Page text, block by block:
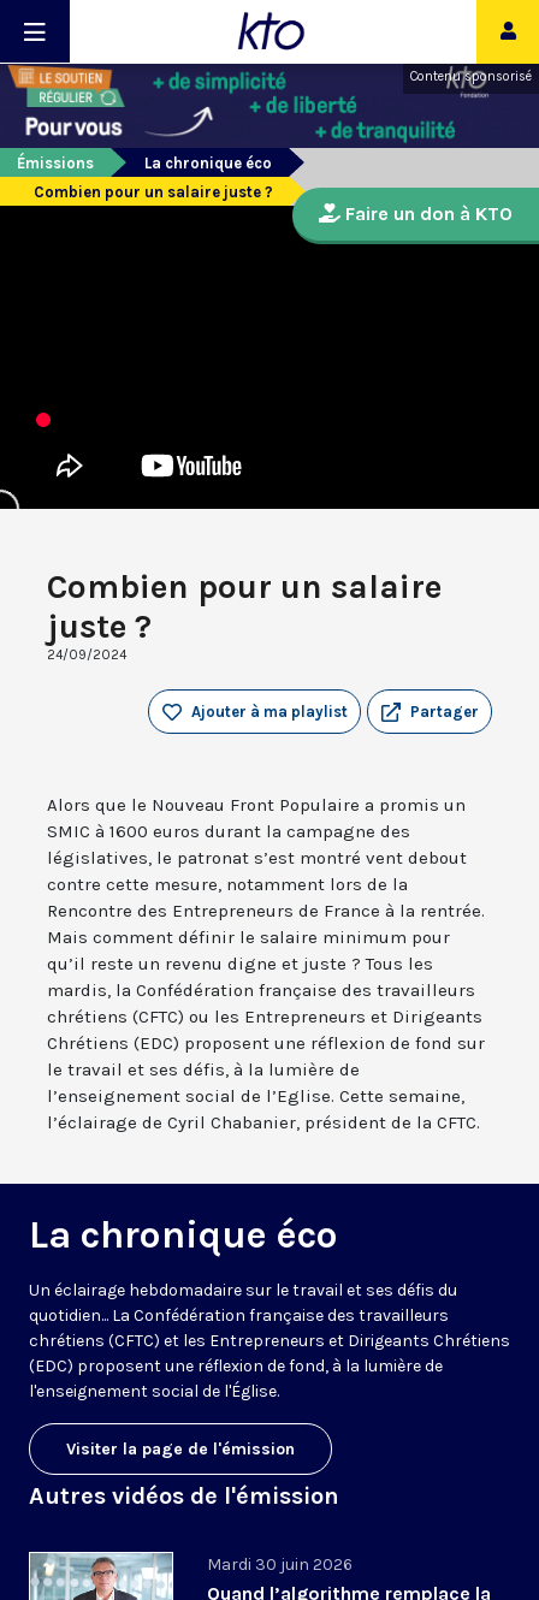
Contenu sponsorisé
Émissions
La chronique éco
Combien pour un salaire juste ?
Combien pour un salaire
juste ?
24/09/2024
Partager
Ajouter à ma playlist
Alors que le Nouveau Front Populaire a promis un
SMIC à 1600 euros durant la campagne des
législatives, le patronat s’est montré vent debout
contre cette mesure, notamment lors de la
Rencontre des Entrepreneurs de France à la rentrée.
Mais comment définir le salaire minimum pour
qu’il reste un revenu digne et juste ? Tous les
mardis, la Confédération française des travailleurs
chrétiens (CFTC) ou les Entrepreneurs et Dirigeants
Chrétiens (EDC) proposent une réflexion de fond sur
le travail et ses défis, à la lumière de
l’enseignement social de l’Eglise. Cette semaine,
l’éclairage de Cyril Chabanier, président de la CFTC.
La chronique éco
Un éclairage hebdomadaire sur le travail et ses défis du
quotidien... La Confédération française des travailleurs
chrétiens (CFTC) et les Entrepreneurs et Dirigeants Chrétiens
(EDC) proposent une réflexion de fond, à la lumière de
l'enseignement social de l'Église.
Visiter la page de l'émission
Autres vidéos de l'émission
Mardi 30 juin 2026
Quand l’algorithme remplace la
Faire un don à KTO